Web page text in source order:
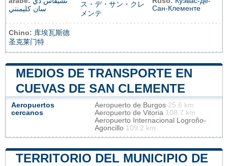
سان كليمنتي
ス・デ・サン・クレ
メンテ
Сан-Клементе
Chino: 库埃瓦斯德
圣克莱门特
MEDIOS DE TRANSPORTE EN
CUEVAS DE SAN CLEMENTE
Aeropuertos
cercanos
Aeropuerto de Burgos 25.6 km
Aeropuerto de Vitoria 108.7 km
Aeropuerto Internacional Logroño-
Agoncillo 109.2 km
TERRITORIO DEL MUNICIPIO DE